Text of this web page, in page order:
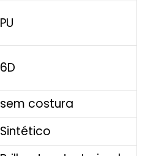
PU
6D
sem costura
Sintético